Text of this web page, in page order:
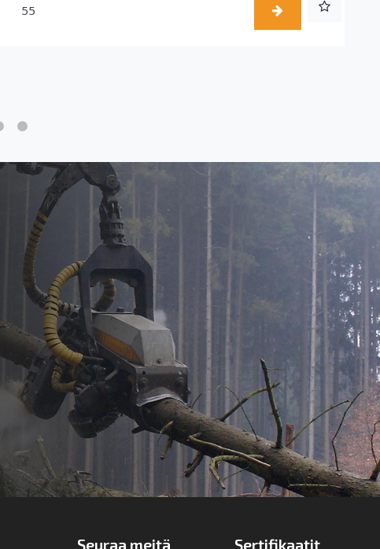
55
Seuraa meitä Sertifikaatit